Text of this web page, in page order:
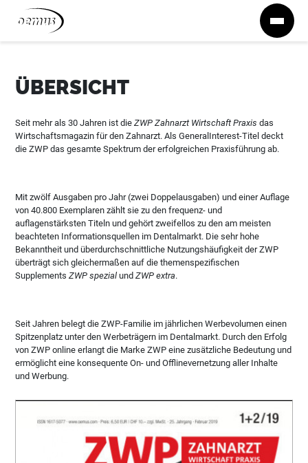
Zum Inhalt springen
ÜBERSICHT
Seit mehr als 30 Jahren ist dieZWP Zahnarzt Wirtschaft Praxis das
Wirtschaftsmagazin für den Zahnarzt. Als GeneralInterest-Titel deckt
die ZWP das gesamte Spektrum der erfolgreichen Praxisführung ab.
Mit zwölf Ausgaben pro Jahr (zwei Doppelausgaben) und einer Auflage
von 40.800 Exemplaren zählt sie zu den frequenz- und
auflagenstärksten Titeln und gehört zweifellos zu den am meisten
beachteten Informationsquellen im Dentalmarkt. Die sehr hohe
Bekanntheit und überdurchschnittliche Nutzungshäufigkeit der ZWP
überträgt sich gleichermaßen auf die themenspezifischen
SupplementsZWP spezial undZWP extra.
Seit Jahren belegt die ZWP-Familie im jährlichen Werbevolumen einen
Spitzenplatz unter den Werbeträgern im Dentalmarkt. Durch den Erfolg
von ZWP online erlangt die Marke ZWP eine zusätzliche Bedeutung und
ermöglicht eine konsequente On- und Offlinevernetzung aller Inhalte
und Werbung.